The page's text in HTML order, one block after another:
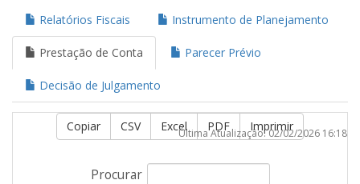
Relatórios Fiscais Instrumento de Planejamento
Prestação de Conta Parecer Prévio
Decisão de Julgamento
Copiar CSV Excel PDF Imprimir
Procurar
Última Atualização: 02/02/2026 16:18